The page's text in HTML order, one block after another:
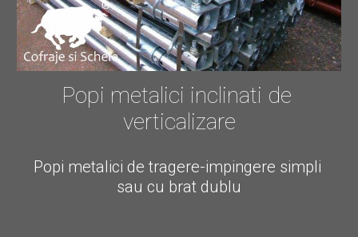
Popi metalici inclinati de
verticalizare
Popi metalici de tragere-impingere simpli
sau cu brat dublu